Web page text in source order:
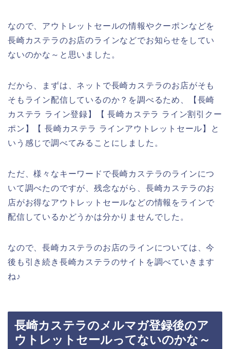
なので、アウトレットセールの情報やクーポンなどを
長崎カステラのお店のラインなどでお知らせをしてい
ないのかな～と思いました。
だから、まずは、ネットで長崎カステラのお店がそも
そもライン配信しているのか？を調べるため、【長崎
カステラ ライン登録】【 長崎カステラ ライン割引クー
ポン】【 長崎カステラ ラインアウトレットセール】と
いう感じで調べてみることにしました。
ただ、様々なキーワードで長崎カステラのラインにつ
いて調べたのですが、残念ながら、長崎カステラのお
店がお得なアウトレットセールなどの情報をラインで
配信しているかどうかは分かりませんでした。
なので、長崎カステラのお店のラインについては、今
後も引き続き長崎カステラのサイトを調べていきます
ね♪
長崎カステラのメルマガ登録後のア
ウトレットセールってないのかな～